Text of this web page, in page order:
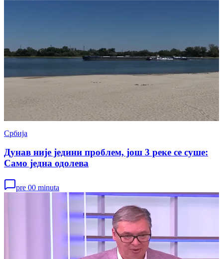
Србија
Дунав није једини проблем, још 3 реке се суше:
Само једна одолева
pre 00 minuta